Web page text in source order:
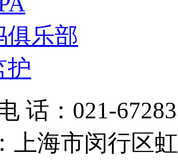
俱乐部
护
话：021-
上海市闵行区